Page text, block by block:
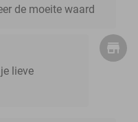
de moeite waard
lieve